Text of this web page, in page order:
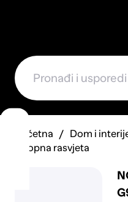
Početna Dom i
Stropna rasvjeta